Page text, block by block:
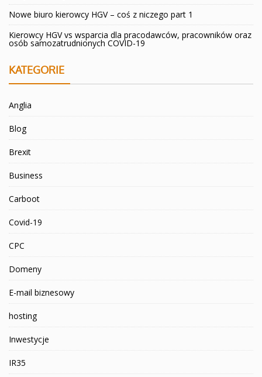
Nowe biuro kierowcy HGV – coś z niczego part 1
Kierowcy HGV vs wsparcia dla pracodawców, pracowników oraz
osób samozatrudnionych COVID-19
KATEGORIE
Anglia
Blog
Brexit
Business
Carboot
Covid-19
CPC
Domeny
E-mail biznesowy
hosting
Inwestycje
IR35